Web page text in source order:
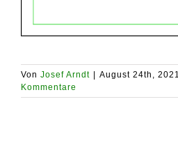
Von Josef Arndt | August 24th, 2021
Kommentare